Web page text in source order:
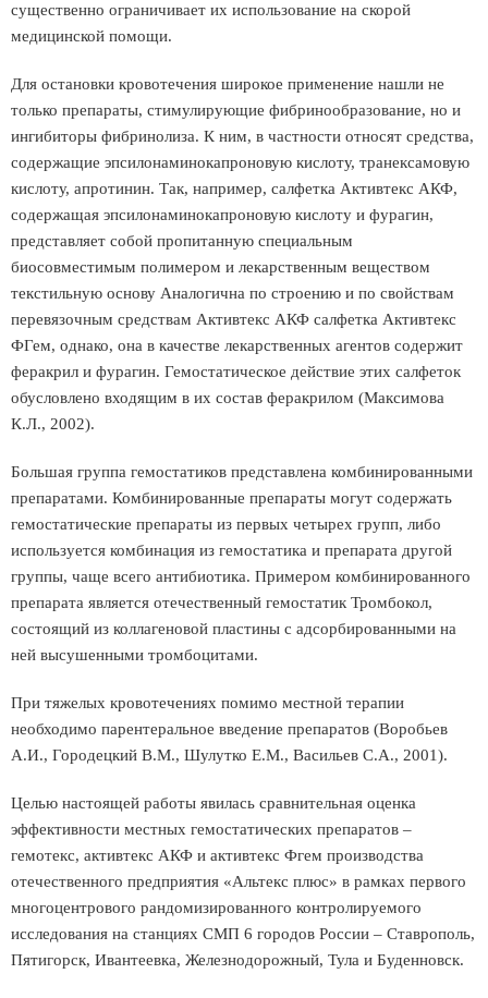
существенно ограничивает их использование на скорой
медицинской помощи.
Для остановки кровотечения широкое применение нашли не
только препараты, стимулирующие фибринообразование, но и
ингибиторы фибринолиза. К ним, в частности относят средства,
содержащие эпсилонаминокапроновую кислоту, транексамовую
кислоту, апротинин. Так, например, салфетка Активтекс АКФ,
содержащая эпсилонаминокапроновую кислоту и фурагин,
представляет собой пропитанную специальным
биосовместимым полимером и лекарственным веществом
текстильную основу Аналогична по строению и по свойствам
перевязочным средствам Активтекс АКФ салфетка Активтекс
ФГем, однако, она в качестве лекарственных агентов содержит
феракрил и фурагин. Гемостатическое действие этих салфеток
обусловлено входящим в их состав феракрилом (Максимова
К.Л., 2002).
Большая группа гемостатиков представлена комбинированными
препаратами. Комбинированные препараты могут содержать
гемостатические препараты из первых четырех групп, либо
используется комбинация из гемостатика и препарата другой
группы, чаще всего антибиотика. Примером комбинированного
препарата является отечественный гемостатик Тромбокол,
состоящий из коллагеновой пластины с адсорбированными на
ней высушенными тромбоцитами.
При тяжелых кровотечениях помимо местной терапии
необходимо парентеральное введение препаратов (Воробьев
А.И., Городецкий В.М., Шулутко Е.М., Васильев С.А., 2001).
Целью настоящей работы явилась сравнительная оценка
эффективности местных гемостатических препаратов –
гемотекс, активтекс АКФ и активтекс Фгем производства
отечественного предприятия «Альтекс плюс» в рамках первого
многоцентрового рандомизированного контролируемого
исследования на станциях СМП 6 городов России – Ставрополь,
Пятигорск, Ивантеевка, Железнодорожный, Тула и Буденновск.